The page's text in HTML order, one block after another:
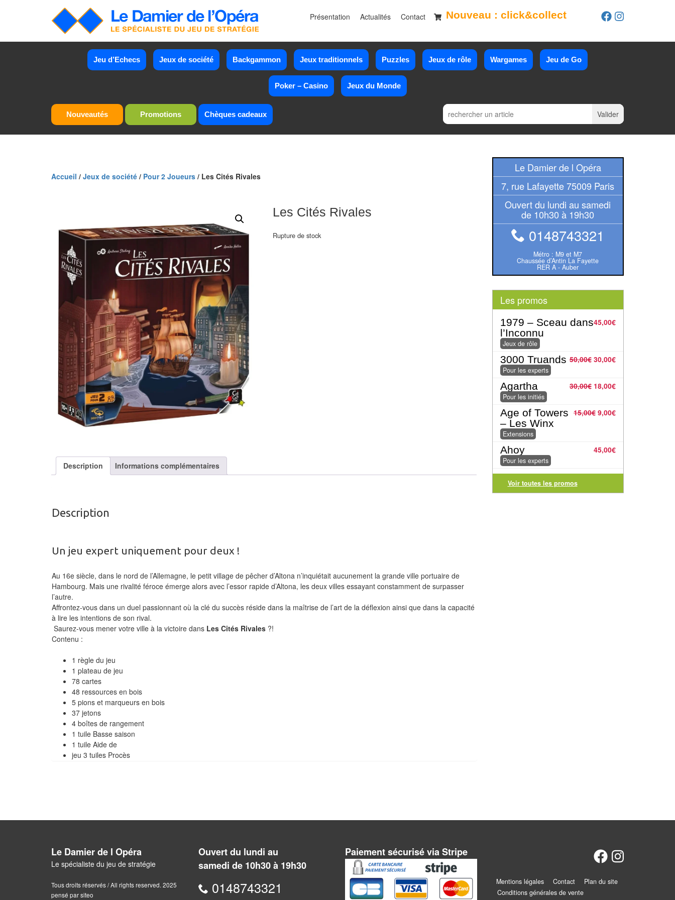
Présentation Actualités Contact Nouveau : click&collect
Jeu d’Echecs Jeux de société Backgammon Jeux traditionnels Puzzles Jeux de rôle Wargames Jeu de Go
Poker – Casino Jeux du Monde
Nouveautés Promotions Chèques cadeaux
Accueil / Jeux de société / Pour 2 Joueurs / Les Cités Rivales
Les Cités Rivales
Rupture de stock
Description Informations complémentaires
Description
Un jeu expert uniquement pour deux !
Au 16e siècle, dans le nord de l’Allemagne, le petit village de pêcher d’Altona n’inquiétait aucunement la grande ville portuaire de
Hambourg. Mais une rivalité féroce émerge alors avec l’essor rapide d’Altona, les deux villes essayant constamment de surpasser
l’autre.
Affrontez-vous dans un duel passionnant où la clé du succès réside dans la maîtrise de l’art de la déflexion ainsi que dans la capacité
à lire les intentions de son rival.
Saurez-vous mener votre ville à la victoire dans Les Cités Rivales ?!
Contenu :
1 règle du jeu
1 plateau de jeu
78 cartes
48 ressources en bois
5 pions et marqueurs en bois
37 jetons
4 boîtes de rangement
1 tuile Basse saison
1 tuile Aide de
jeu 3 tuiles Procès
Le Damier de l Opéra
7, rue Lafayette 75009 Paris
Ouvert du lundi au samedi
de 10h30 à 19h30
0148743321
Métro : M9 et M7
Chaussée d’Antin La Fayette
RER A - Auber
Les promos
45,00€
1979 – Sceau dans
l’Inconnu
Jeux de rôle
50,00€ 30,00€
3000 Truands
Pour les experts
30,00€ 18,00€
Agartha
Pour les initiés
15,00€ 9,00€
Age of Towers
– Les Winx
Extensions
45,00€
Ahoy
Pour les experts
Voir toutes les promos
Le Damier de l Opéra
Le spécialiste du jeu de stratégie
Tous droits réservés / All rights reserved. 2025
pensé par siteo
Ouvert du lundi au
samedi de 10h30 à 19h30
0148743321
Paiement sécurisé via Stripe
Mentions légales Contact
Plan du site
Conditions générales de vente